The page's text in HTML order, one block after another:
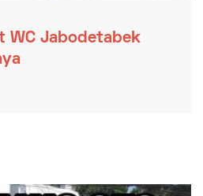
WC Jabodetabek